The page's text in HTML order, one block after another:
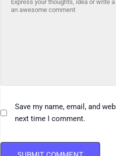
Save my name, email, and
next time I comment.